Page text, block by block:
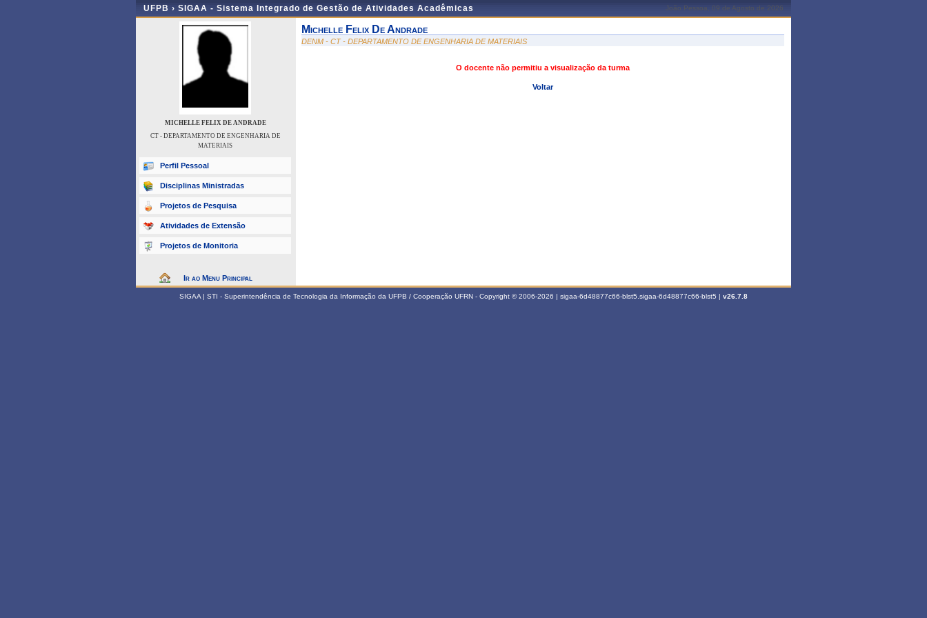
UFPB › SIGAA - Sistema Integrado de Gestão de Atividades Acadêmicas João Pessoa, 09 de Agosto de 2026
MICHELLE FELIX DE ANDRADE
CT - DEPARTAMENTO DE ENGENHARIA DE
MATERIAIS
Perfil Pessoal
Disciplinas Ministradas
Projetos de Pesquisa
Atividades de Extensão
Projetos de Monitoria
Ir ao Menu Principal
Michelle Felix De Andrade
DENM - CT - DEPARTAMENTO DE ENGENHARIA DE MATERIAIS
O docente não permitiu a visualização da turma
Voltar
SIGAA | STI - Superintendência de Tecnologia da Informação da UFPB / Cooperação UFRN - Copyright © 2006-2026 | sigaa-6d48877c66-blst5.sigaa-6d48877c66-blst5 | v26.7.8